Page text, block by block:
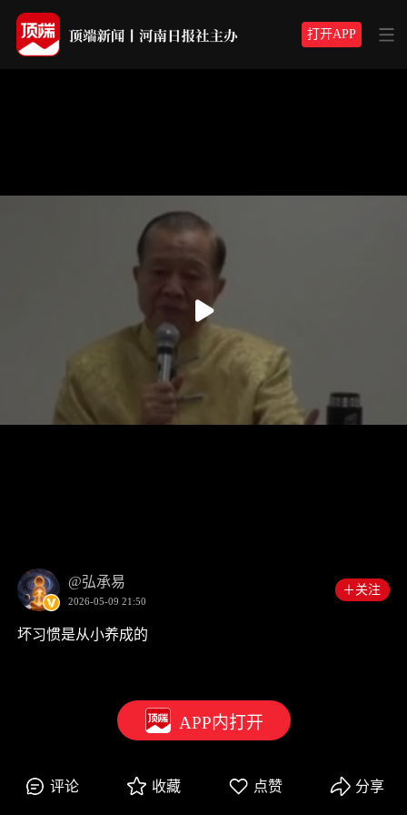
打开APP
00:00@弘承易
2026-05-09 21:50
＋关注
坏习惯是从小养成的
评论 收藏 点赞 分享
APP内打开